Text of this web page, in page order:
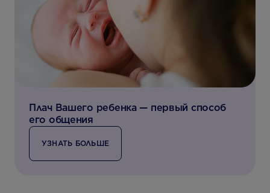
Плач Вашего ребенка — первый способ
его общения
УЗНАТЬ БОЛЬШЕ